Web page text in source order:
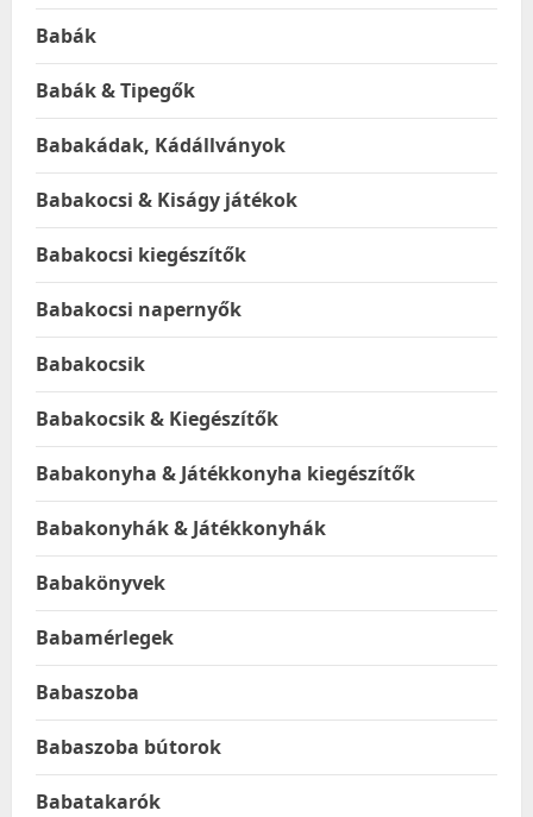
Babák
Babák & Tipegők
Babakádak, Kádállványok
Babakocsi & Kiságy játékok
Babakocsi kiegészítők
Babakocsi napernyők
Babakocsik
Babakocsik & Kiegészítők
Babakonyha & Játékkonyha kiegészítők
Babakonyhák & Játékkonyhák
Babakönyvek
Babamérlegek
Babaszoba
Babaszoba bútorok
Babatakarók